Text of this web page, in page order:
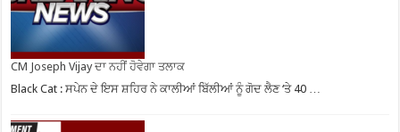
CM Joseph Vijay ਦਾ ਨਹੀਂ ਹੋਵੇਗਾ ਤਲਾਕ
Black Cat : ਸਪੇਨ ਦੇ ਇਸ ਸ਼ਹਿਰ ਨੇ ਕਾਲੀਆਂ ਬਿੱਲੀਆਂ ਨੂੰ ਗੋਦ ਲੈਣ ‘ਤੇ 40 …